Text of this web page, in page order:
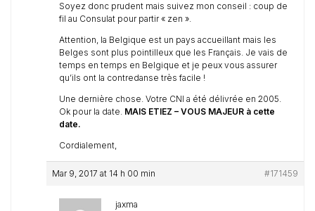
Soyez donc prudent mais suivez mon conseil : coup de
fil au Consulat pour partir « zen ».
Attention, la Belgique est un pays accueillant mais les
Belges sont plus pointilleux que les Français. Je vais de
temps en temps en Belgique et je peux vous assurer
qu’ils ont la contredanse très facile !
Une dernière chose. Votre CNI a été délivrée en 2005.
Ok pour la date. MAIS ETIEZ – VOUS MAJEUR à cette
date.
Cordialement,
Mar 9, 2017 at 14 h 00 min #171459
jaxma